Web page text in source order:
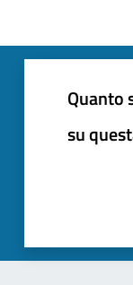
Quanto
su